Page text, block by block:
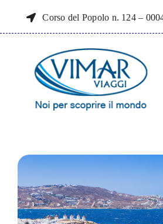
Corso del Popolo n. 124 –